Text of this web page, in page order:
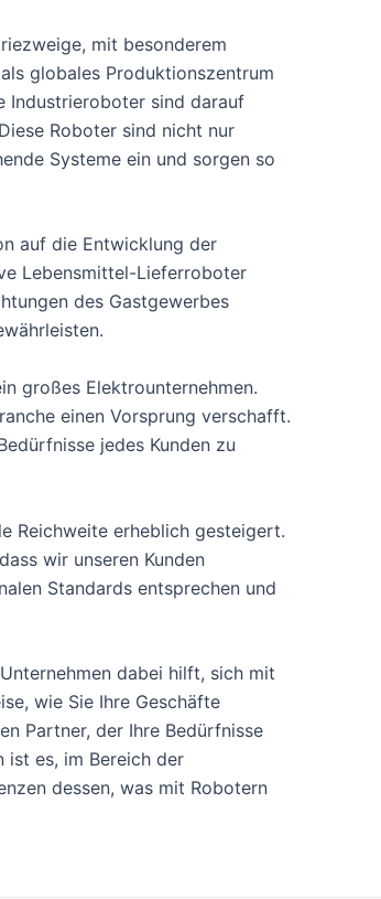
mit besonderem
globales Produktionszentrum
Industrieroboter sind darauf
Roboter sind nicht nur
Systeme ein und sorgen so
auf die Entwicklung der
Lebensmittel-Lieferroboter
des Gastgewerbes
großes Elektrounternehmen.
einen Vorsprung verschafft.
jedes Kunden zu
Reichweite erheblich gesteigert.
wir unseren Kunden
Standards entsprechen und
dabei hilft, sich mit
wie Sie Ihre Geschäfte
Partner, der Ihre Bedürfnisse
ist es, im Bereich der
dessen, was mit Robotern